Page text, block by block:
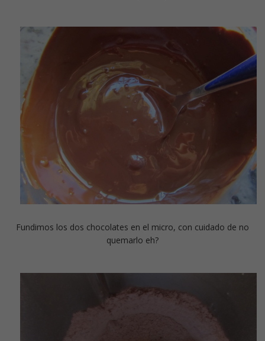
Fundimos los dos chocolates en el micro, con cuidado de no
quemarlo eh?